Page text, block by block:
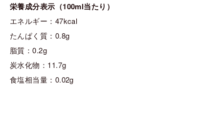
栄養成分表示（100ml当たり）
エネルギー：47kcal
たんぱく質：0.8g
脂質：0.2g
炭水化物：11.7g
食塩相当量：0.02g